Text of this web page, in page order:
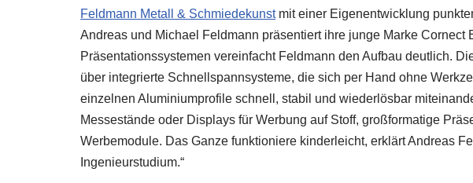
Feldmann Metall & Schmiedekunstmit einer Eigenentwicklung
Andreas und Michael Feldmann präsentiert ihre junge Marke Cornect
Präsentationssystemen vereinfacht Feldmann den Aufbau deutlich.
über integrierte Schnellspannsysteme, die sich per Hand ohne
einzelnen Aluminiumprofile schnell, stabil und wiederlösbar
Messestände oder Displays für Werbung auf Stoff, großformatige
Werbemodule. Das Ganze funktioniere kinderleicht, erklärt Andreas
Ingenieurstudium.“